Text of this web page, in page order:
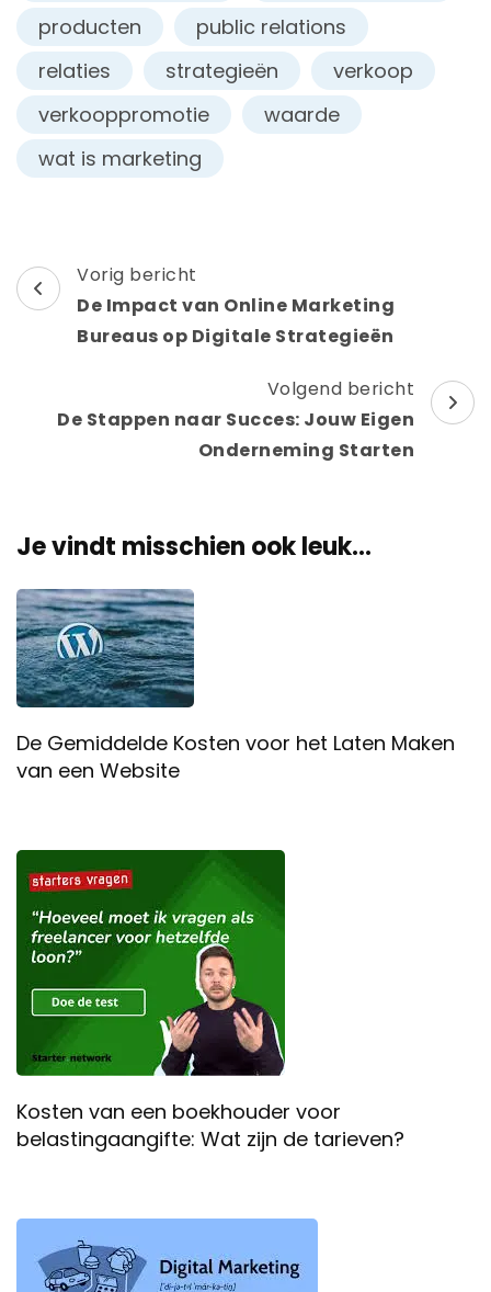
producten
public relations
relaties
strategieën
verkoop
verkooppromotie
waarde
wat is marketing
Berichtnavigatie
Vorig bericht
De Impact van Online Marketing
Bureaus op Digitale Strategieën
Volgend bericht
De Stappen naar Succes: Jouw Eigen
Onderneming Starten
Je vindt misschien ook leuk...
De Gemiddelde Kosten voor het Laten Maken
van een Website
Kosten van een boekhouder voor
belastingaangifte: Wat zijn de tarieven?